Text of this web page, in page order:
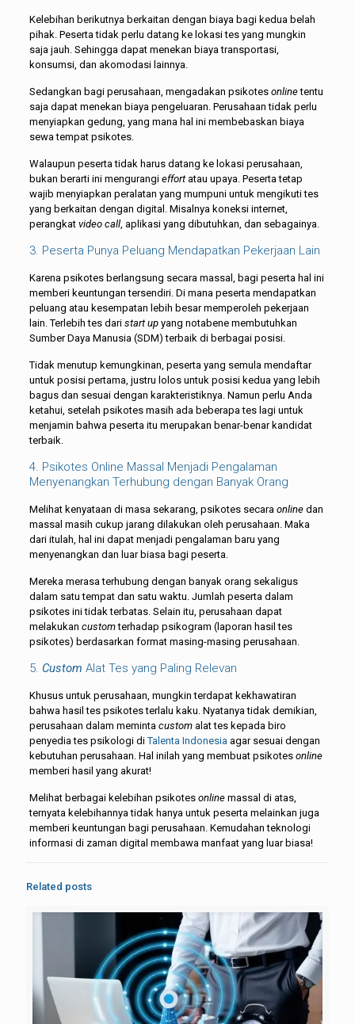
Kelebihan berikutnya berkaitan dengan biaya bagi kedua belah
pihak. Peserta tidak perlu datang ke lokasi tes yang mungkin
saja jauh. Sehingga dapat menekan biaya transportasi,
konsumsi, dan akomodasi lainnya.
Sedangkan bagi perusahaan, mengadakan psikotesonlinetentu
saja dapat menekan biaya pengeluaran. Perusahaan tidak perlu
menyiapkan gedung, yang mana hal ini membebaskan biaya
sewa tempat psikotes.
Walaupun peserta tidak harus datang ke lokasi perusahaan,
bukan berarti ini mengurangi effortatau upaya. Peserta tetap
wajib menyiapkan peralatan yang mumpuni untuk mengikuti tes
yang berkaitan dengan digital. Misalnya koneksi internet,
perangkat video call, aplikasi yang dibutuhkan, dan sebagainya.
3. Peserta Punya Peluang Mendapatkan Pekerjaan Lain
Karena psikotes berlangsung secara massal, bagi peserta hal ini
memberi keuntungan tersendiri. Di mana peserta mendapatkan
peluang atau kesempatan lebih besar memperoleh pekerjaan
lain. Terlebih tes dari start upyang notabene membutuhkan
Sumber Daya Manusia (SDM) terbaik di berbagai posisi.
Tidak menutup kemungkinan, peserta yang semula mendaftar
untuk posisi pertama, justru lolos untuk posisi kedua yang lebih
bagus dan sesuai dengan karakteristiknya. Namun perlu Anda
ketahui, setelah psikotes masih ada beberapa tes lagi untuk
menjamin bahwa peserta itu merupakan benar-benar kandidat
terbaik.
4. Psikotes Online Massal Menjadi Pengalaman
Menyenangkan Terhubung dengan Banyak Orang
Melihat kenyataan di masa sekarang, psikotes secara onlinedan
massal masih cukup jarang dilakukan oleh perusahaan. Maka
dari itulah, hal ini dapat menjadi pengalaman baru yang
menyenangkan dan luar biasa bagi peserta.
Mereka merasa terhubung dengan banyak orang sekaligus
dalam satu tempat dan satu waktu. Jumlah peserta dalam
psikotes ini tidak terbatas. Selain itu, perusahaan dapat
melakukan customterhadap psikogram (laporan hasil tes
psikotes) berdasarkan format masing-masing perusahaan.
5. Custom Alat Tes yang Paling Relevan
Khusus untuk perusahaan, mungkin terdapat kekhawatiran
bahwa hasil tes psikotes terlalu kaku. Nyatanya tidak demikian,
perusahaan dalam meminta customalat tes kepada biro
penyedia tes psikologi diTalenta Indonesia agar sesuai dengan
kebutuhan perusahaan. Hal inilah yang membuat psikotes online
memberi hasil yang akurat!
Melihat berbagai kelebihan psikotes onlinemassal di atas,
ternyata kelebihannya tidak hanya untuk peserta melainkan juga
memberi keuntungan bagi perusahaan. Kemudahan teknologi
informasi di zaman digital membawa manfaat yang luar biasa!
Related posts